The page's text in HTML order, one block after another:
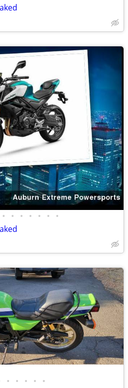
• • • • • • •
• • • • •